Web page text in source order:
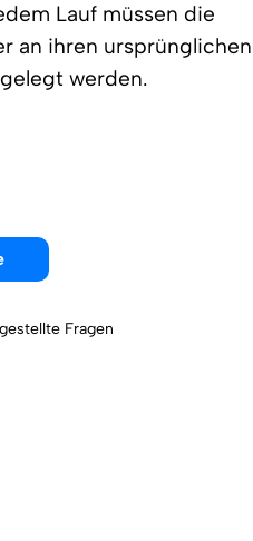
Lauf müssen die
an ihren ursprünglichen
werden.
Fragen